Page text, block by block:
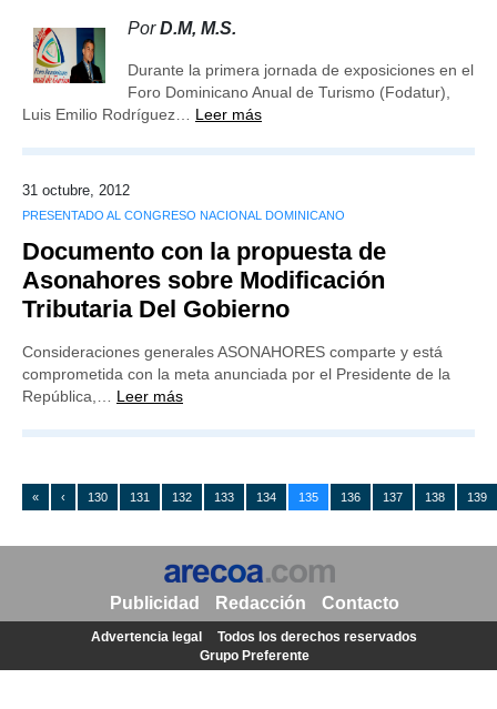
PorD.M, M.S.
Durante la primera jornada de exposiciones en el
Foro Dominicano Anual de Turismo (Fodatur),
Luis Emilio Rodríguez… Leer más
31 octubre, 2012
PRESENTADO AL CONGRESO NACIONAL DOMINICANO
Documento con la propuesta de
Asonahores sobre Modificación
Tributaria Del Gobierno
Consideraciones generales ASONAHORES comparte y está
comprometida con la meta anunciada por el Presidente de la
República,… Leer más
« ‹ 130 131 132 133 134 135 136 137 138 139
Publicidad Redacción Contacto
Advertencia legal
Todos los derechos reservados
Grupo Preferente